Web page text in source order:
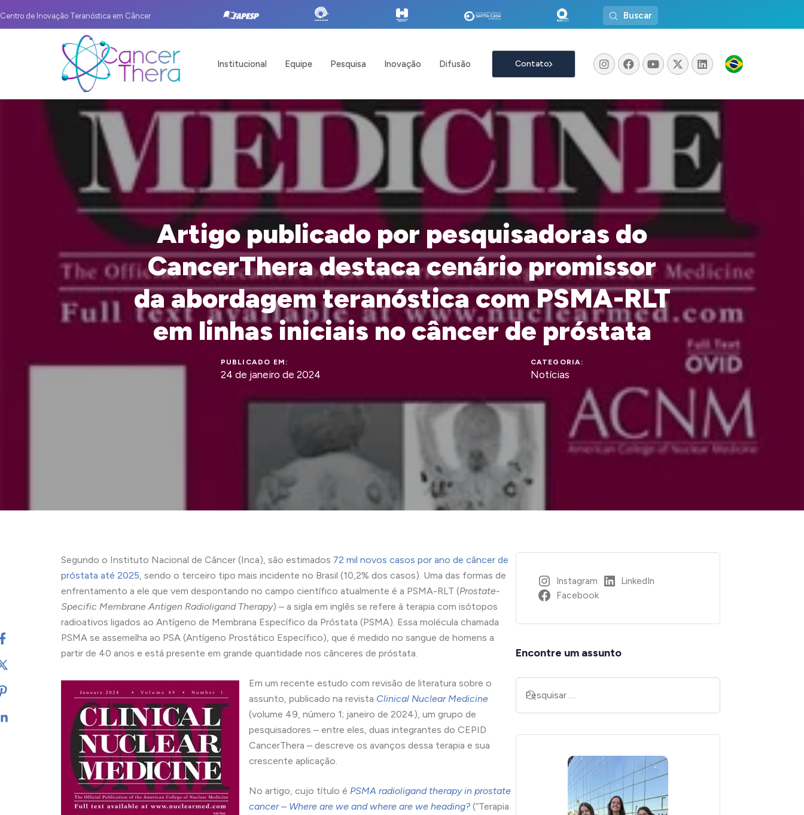
Centro de Inovação Teranóstica em Câncer Buscar
Institucional Equipe Pesquisa Inovação Difusão Contato
Artigo publicado por pesquisadoras do
CancerThera destaca cenário promissor
da abordagem teranóstica com PSMA-RLT
em linhas iniciais no câncer de próstata
PUBLICADO EM:
24 de janeiro de 2024
CATEGORIA:
Notícias
Segundo o Instituto Nacional de Câncer (Inca), são estimados 72 mil novos casos por ano de câncer de
próstata até 2025 , sendo o terceiro tipo mais incidente no Brasil (10,2% dos casos). Uma das formas de
enfrentamento a ele que vem despontando no campo científico atualmente é a PSMA-RLT (Prostate-
Specific Membrane Antigen Radioligand Therapy) – a sigla em inglês se refere à terapia com isótopos
radioativos ligados ao Antígeno de Membrana Específico da Próstata (PSMA). Essa molécula chamada
PSMA se assemelha ao PSA (Antígeno Prostático Específico), que é medido no sangue de homens a
partir de 40 anos e está presente em grande quantidade nos cânceres de próstata.
Em um recente estudo com revisão de literatura sobre o
assunto, publicado na revista Clinical Nuclear Medicine
(volume 49, número 1; janeiro de 2024), um grupo de
pesquisadores – entre eles, duas integrantes do CEPID
CancerThera – descreve os avanços dessa terapia e sua
crescente aplicação.
No artigo, cujo título é PSMA radioligand therapy in prostate
cancer – Where are we and where are we heading? (“Terapia
Instagram
LinkedIn
Facebook
Encontre um assunto